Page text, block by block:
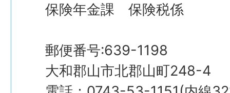
保険年金課 保険税係
郵便番号:639-1198
大和郡山市北郡山町248-4